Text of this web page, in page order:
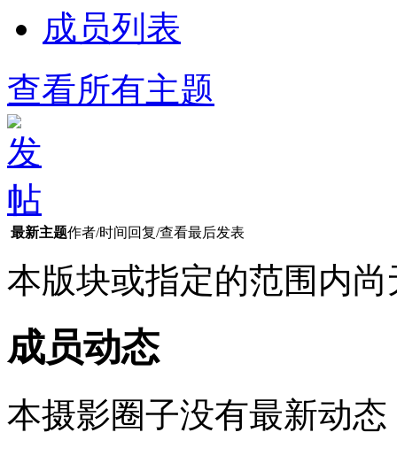
成员列表
查看所有主题
最新主题作者/时间 回复/查看最后发表
本版块或指定的范围内
成员动态
本摄影圈子没有最新动态